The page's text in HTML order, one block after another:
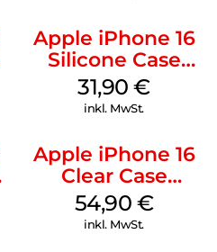
Apple iPhone 16
Silicone Case
MagSafe Fuchsia
31,90€
inkl. MwSt.
Apple iPhone 16
Clear Case
MagSafe
Transparent
54,90 €
inkl. MwSt.